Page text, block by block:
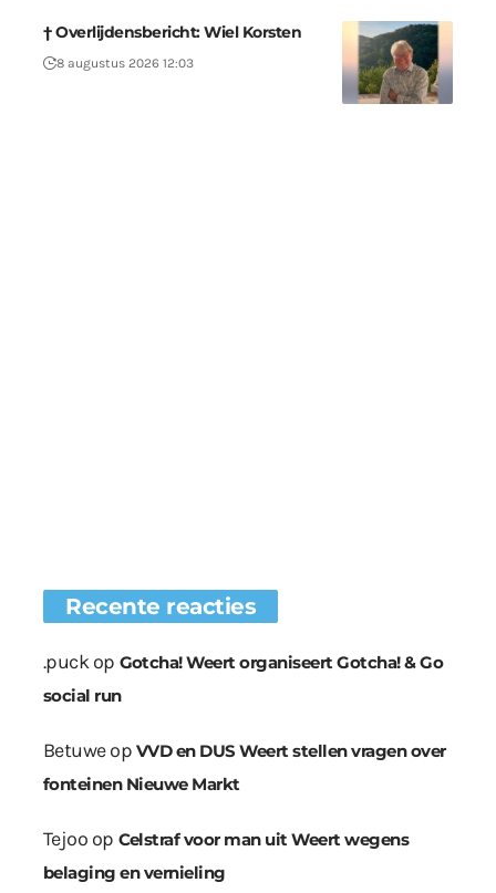
† Overlijdensbericht: Wiel Korsten
8 augustus 2026 12:03
Recente reacties
.puckop Gotcha! Weert organiseert Gotcha! & Go
social run
Betuweop VVD en DUS Weert stellen vragen over
fonteinen Nieuwe Markt
Tejoo op Celstraf voor man uit Weert wegens
belaging en vernieling